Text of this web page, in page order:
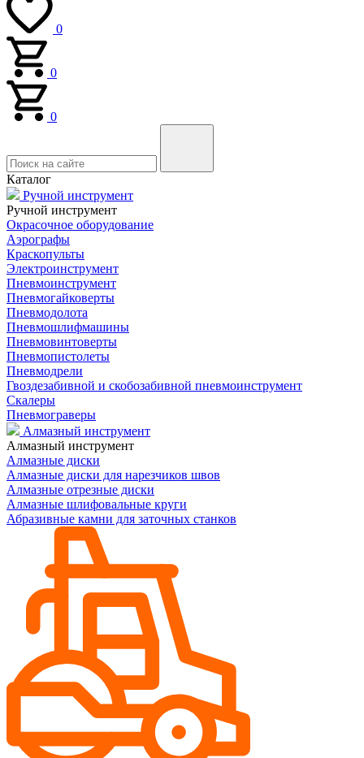
0
0
0
Каталог
Ручной инструмент
Ручной инструмент
Окрасочное оборудование
Аэрографы
Краскопульты
Электроинструмент
Пневмоинструмент
Пневмогайковерты
Пневмодолота
Пневмошлифмашины
Пневмовинтоверты
Пневмопистолеты
Пневмодрели
Гвоздезабивной и скобозабивной пневмоинструмент
Скалеры
Пневмограверы
Алмазный инструмент
Алмазный инструмент
Алмазные диски
Алмазные диски для нарезчиков швов
Алмазные отрезные диски
Алмазные шлифовальные круги
Абразивные камни для заточных станков